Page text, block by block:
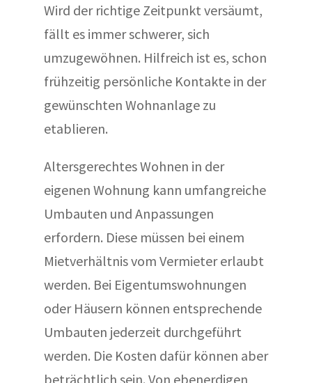
Wird der richtige Zeitpunkt versäumt,
fällt es immer schwerer, sich
umzugewöhnen. Hilfreich ist es, schon
frühzeitig persönliche Kontakte in der
gewünschten Wohnanlage zu
etablieren.
Altersgerechtes Wohnen in der
eigenen Wohnung kann umfangreiche
Umbauten und Anpassungen
erfordern. Diese müssen bei einem
Mietverhältnis vom Vermieter erlaubt
werden. Bei Eigentumswohnungen
oder Häusern können entsprechende
Umbauten jederzeit durchgeführt
werden. Die Kosten dafür können aber
beträchtlich sein. Von ebenerdigen